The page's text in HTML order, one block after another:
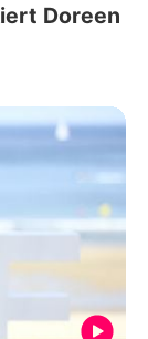
Doreen